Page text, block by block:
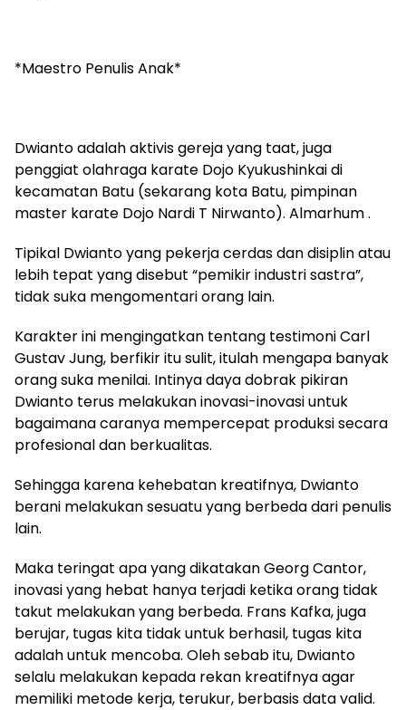
*Maestro Penulis Anak*
Dwianto adalah aktivis gereja yang taat, juga
penggiat olahraga karate Dojo Kyukushinkai di
kecamatan Batu (sekarang kota Batu, pimpinan
master karate Dojo Nardi T Nirwanto). Almarhum .
Tipikal Dwianto yang pekerja cerdas dan disiplin atau
lebih tepat yang disebut “pemikir industri sastra”,
tidak suka mengomentari orang lain.
Karakter ini mengingatkan tentang testimoni Carl
Gustav Jung, berfikir itu sulit, itulah mengapa banyak
orang suka menilai. Intinya daya dobrak pikiran
Dwianto terus melakukan inovasi-inovasi untuk
bagaimana caranya mempercepat produksi secara
profesional dan berkualitas.
Sehingga karena kehebatan kreatifnya, Dwianto
berani melakukan sesuatu yang berbeda dari penulis
lain.
Maka teringat apa yang dikatakan Georg Cantor,
inovasi yang hebat hanya terjadi ketika orang tidak
takut melakukan yang berbeda. Frans Kafka, juga
berujar, tugas kita tidak untuk berhasil, tugas kita
adalah untuk mencoba. Oleh sebab itu, Dwianto
selalu melakukan kepada rekan kreatifnya agar
memiliki metode kerja, terukur, berbasis data valid.